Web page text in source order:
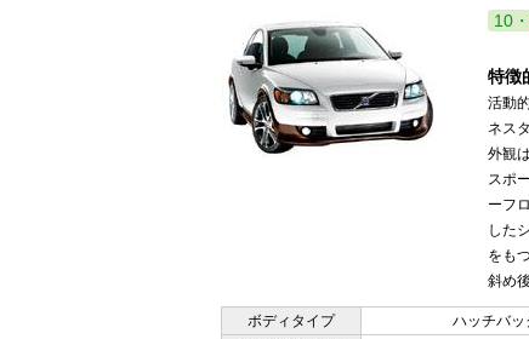
10
特徴
活動
ネス
外観
スポ
ーフ
した
をも
斜め
ボディタイプ ハッチバッ